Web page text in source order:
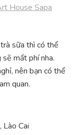
sữa thì có thể
mất phí nha.
nên bạn có thể
quan.
Cai